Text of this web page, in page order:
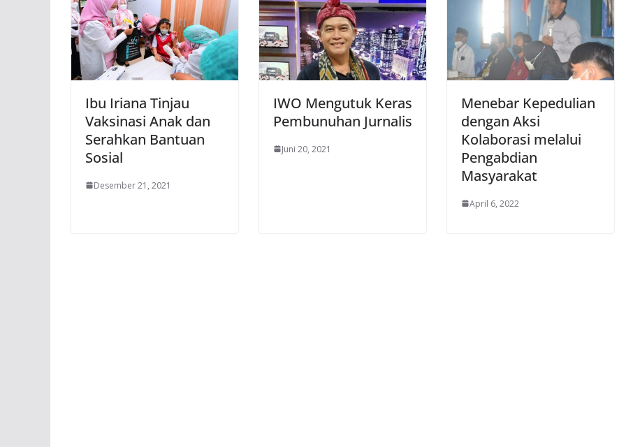
Ibu Iriana Tinjau
Vaksinasi Anak dan
Serahkan Bantuan
Sosial
Desember 21, 2021
IWO Mengutuk Keras
Pembunuhan Jurnalis
Juni 20, 2021
Menebar Kepedulian
dengan Aksi
Kolaborasi melalui
Pengabdian
Masyarakat
April 6, 2022